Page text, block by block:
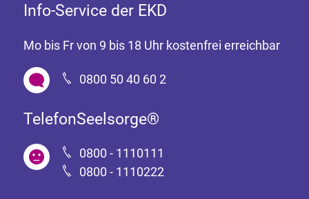
Info-Service der EKD
Mo bis Fr von 9 bis 18 Uhr kostenfrei erreichbar
0800 50 40 60 2
TelefonSeelsorge®
0800 - 1110111
0800 - 1110222